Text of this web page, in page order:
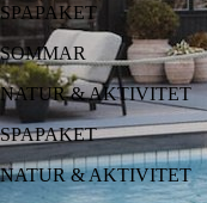
SPAPAKET
SOMMAR
NATUR & AKTIVITET
SPAPAKET
NATUR & AKTIVITET